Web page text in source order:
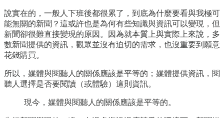
說實在的，一般人下班後都很累了，到底為什麼要看與我極可
能無關的新聞？這或許也是為何有些知識與資訊可以變現，但
新聞卻很難直接變現的原因。因為就本質上與實際上來說，多
數新聞提供的資訊，觀眾並沒有迫切的需求，也沒重要到願意
花錢購買。
所以，媒體與閱聽人的關係應該是平等的；媒體提供資訊，閱
聽人選擇是否要閱讀（或體驗）這則資訊。
現今，媒體與閱聽人的關係應該是平等的。